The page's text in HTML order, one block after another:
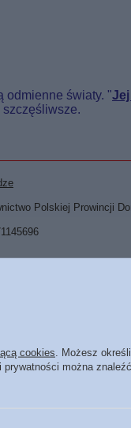
odmienne światy. "
Polskiej Prowincji
cookies . Możesz
można